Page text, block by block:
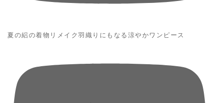
夏の絽の着物リメイク羽織りにもなる涼やかワンピース